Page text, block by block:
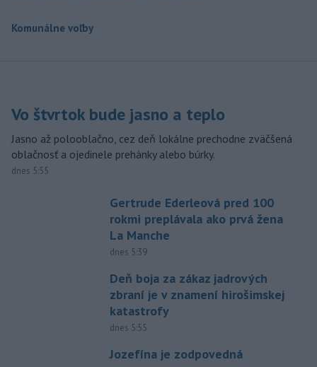
Komunálne voľby
Vo štvrtok bude jasno a teplo
Jasno až polooblačno, cez deň lokálne prechodne zväčšená
oblačnosť a ojedinele prehánky alebo búrky.
dnes 5:55
Gertrude Ederleová pred 100
rokmi preplávala ako prvá žena
La Manche
dnes 5:39
Deň boja za zákaz jadrových
zbraní je v znamení hirošimskej
katastrofy
dnes 5:55
Jozefína je zodpovedná